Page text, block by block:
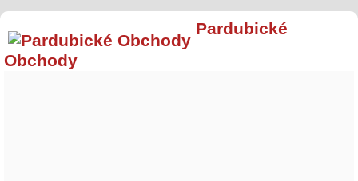
Pardubické
Obchody